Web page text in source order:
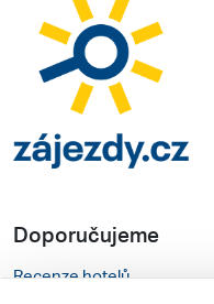
Doporučujeme
Recenze hotelů